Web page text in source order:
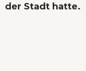
der Stadt hatte.